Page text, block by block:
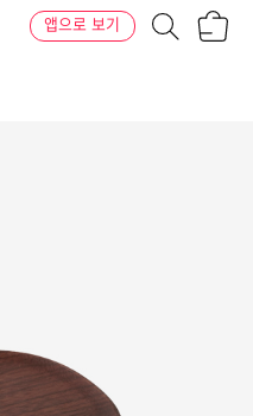
앱으로 보기